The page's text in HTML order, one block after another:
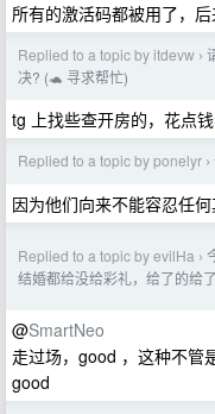
所有的激活码都被用了，
Replied to a topic by itdevw ›
决? (🐢 寻求帮忙)
tg 上找些查开房的，花点
Replied to a topic by ponelyr ›
因为他们向来不能容忍任
Replied to a topic by evilHa ›
结婚都给没给彩礼，给了的给
@SmartNeo
走过场，good ，这种不管
good